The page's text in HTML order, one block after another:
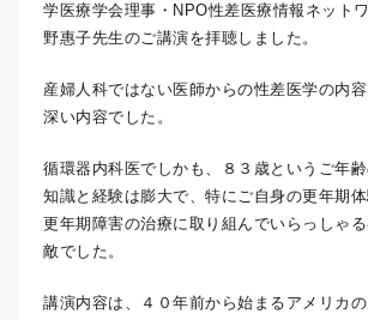
学医療学会理事・NPO性差医療情報ネット
野惠子先生のご講演を拝聴しました。
産婦人科ではない医師からの性差医学の内
深い内容でした。
循環器内科医でしかも、８３歳というご年
知識と経験は膨大で、特にご自身の更年期
更年期障害の治療に取り組んでいらっしゃ
敵でした。
講演内容は、４０年前から始まるアメリカ